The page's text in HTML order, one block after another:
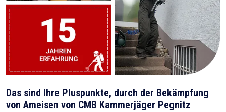
Das sind Ihre Pluspunkte, durch der Bekämpfung
von Ameisen von CMB Kammerjäger Pegnitz